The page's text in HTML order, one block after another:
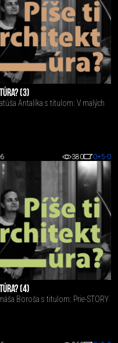
(3)
Antalíka s titulom: V malých
380 0+5-0
(4)
Boroša s titulom: Prie-STORY